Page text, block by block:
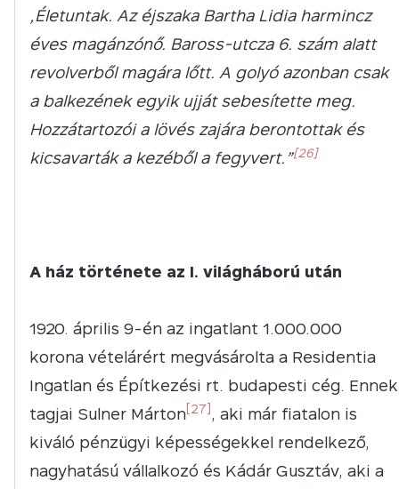
„Életuntak. Az éjszaka Bartha Lidia harmincz
éves magánzónő. Baross-utcza 6. szám alatt
revolverből magára lőtt. A golyó azonban csak
a balkezének egyik ujját sebesítette meg.
Hozzátartozói a lövés zajára berontottak és
kicsavarták a kezéből a fegyvert.”[26]
A ház története az I. világháború után
április 9-én az ingatlant 1.000.000
korona vételárért megvásárolta a Residentia
Ingatlan és Építkezési rt. budapesti cég. Ennek
tagjai Sulner Márton [27] , aki már fiatalon is
kiváló pénzügyi képességekkel rendelkező,
nagyhatású vállalkozó és Kádár Gusztáv, aki a